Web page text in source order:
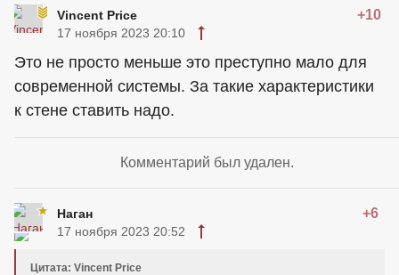
Vincent Price +10
17 ноября 2023 20:10
Это не просто меньше это преступно мало для
современной системы. За такие характеристики
к стене ставить надо.
Комментарий был удален.
Наган +6
17 ноября 2023 20:52
Цитата: Vincent Price